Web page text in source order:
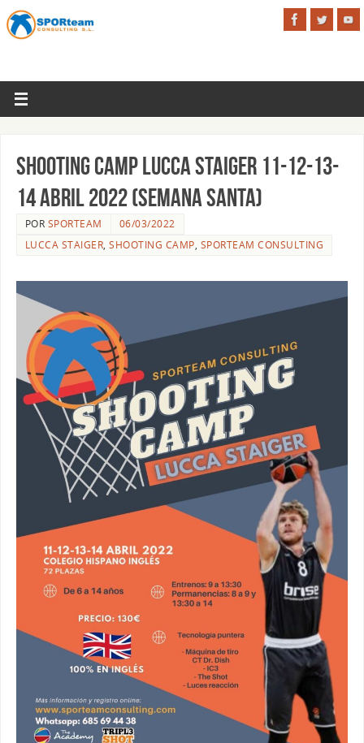
Shooting Camp Lucca Staiger 11-12-13-
14 abril 2022 (Semana Santa)
POR SPORTEAM
06/03/2022
LUCCA STAIGER,SHOOTING CAMP, SPORTEAM CONSULTING